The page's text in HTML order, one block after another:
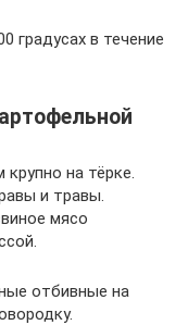
градусах в течение
на тёрке.
и травы.
мясо
отбивные на